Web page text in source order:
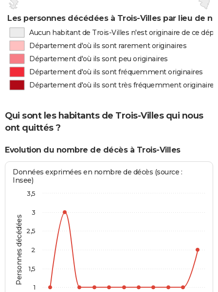
Les personnes décédées à Trois-Villes par lieu de
Aucun habitant de Trois-Villes n'est originaire de ce
Département d'où ils sont rarement originaires
Département d'où ils sont peu originaires
Département d'où ils sont fréquemment originaires
Département d'où ils sont très fréquemment originaires
Qui sont les habitants de Trois-Villes qui nous
ont quittés ?
Evolution du nombre de décès à Trois-Villes
Personnes décédées
Données exprimées en nombre de décès (source :
Insee)
1
1,5
2
2,5
3
3,5